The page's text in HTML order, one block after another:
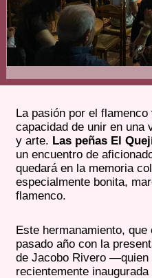
La pasión por el
capacidad de unir en una
y arte. Las peñas El
un encuentro de
quedará en la memoria
especialmente bonita,
flamenco.
Este hermanamiento,
pasado año con la
de Jacobo Rivero —quien
recientemente